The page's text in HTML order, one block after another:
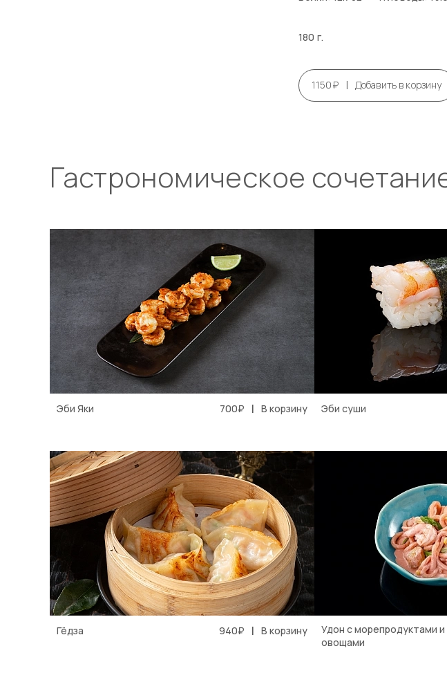
180 г.
1150₽ | Добавить в корзину
Гастрономическое
Эби Яки 700₽ | В корзину Эби суши
Гёдза 940₽ | В корзину
Удон с морепродуктами и
овощами